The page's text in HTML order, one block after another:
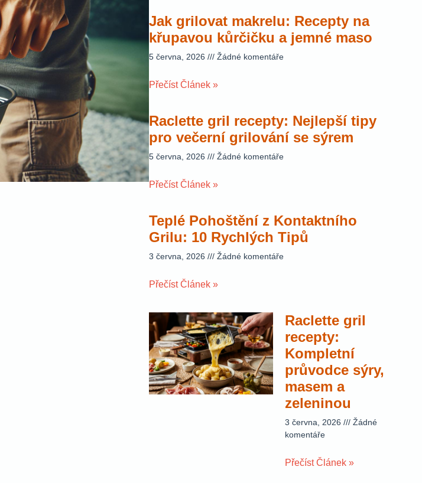
Jak grilovat makrelu: Recepty na
křupavou kůrčičku a jemné maso
5 června, 2026 Žádné komentáře
Přečíst Článek »
Raclette gril recepty: Nejlepší tipy
pro večerní grilování se sýrem
5 června, 2026 Žádné komentáře
Přečíst Článek »
Teplé Pohoštění z Kontaktního
Grilu: 10 Rychlých Tipů
3 června, 2026 Žádné komentáře
Přečíst Článek »
Raclette gril
recepty:
Kompletní
průvodce sýry,
masem a
zeleninou
3 června, 2026
Žádné
komentáře
Přečíst Článek »